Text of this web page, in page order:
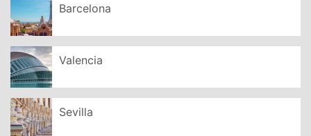
Barcelona
Valencia
Sevilla